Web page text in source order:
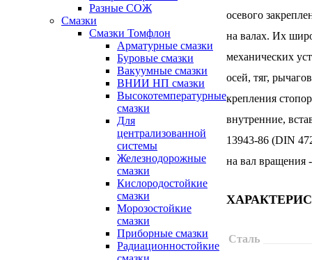
Разные СОЖ
Смазки
Смазки Томфлон
Арматурные смазки
Буровые смазки
Вакуумные смазки
ВНИИ НП смазки
Высокотемпературные
смазки
Для
централизованной
системы
Железнодорожные
смазки
Кислородостойкие
смазки
Морозостойкие
смазки
Приборные смазки
Радиационностойкие
осевого
на валах. Их
механических
осей, тяг,
крепления
внутренние,
13943-86 (DIN
на вал
Сталь